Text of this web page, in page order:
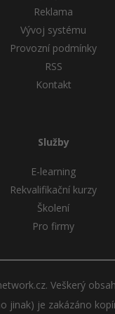
Reklama
Vývoj systému
Provozní podmínky
RSS
Kontakt
Služby
E-learning
Rekvalifikační kurzy
Školení
Pro firmy
Veškerý
jinak) je zakázáno